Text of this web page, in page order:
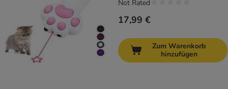
17,99 €
Not Rated
Zum Warenkorb
hinzufügen